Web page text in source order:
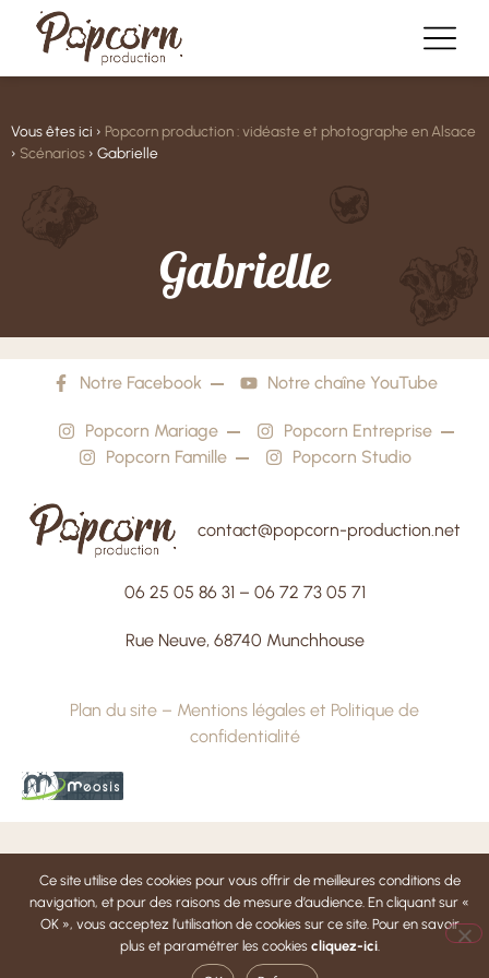
Vous êtes ici › Popcorn production : vidéaste et photographe en Alsace
› Scénarios › Gabrielle
Gabrielle
Notre Facebook Notre chaîne YouTube
Popcorn Mariage
Popcorn Entreprise
Popcorn Famille
Popcorn Studio
contact@popcorn-production.net
06 25 05 86 31 – 06 72 73 05 71
Rue Neuve, 68740 Munchhouse
Plan du site – Mentions légales et Politique de
confidentialité
Ce site utilise des cookies pour vous offrir de meilleures conditions de
navigation, et pour des raisons de mesure d’audience. En cliquant sur «
OK », vous acceptez l’utilisation de cookies sur ce site. Pour en savoir
plus et paramétrer les cookies cliquez-ici.